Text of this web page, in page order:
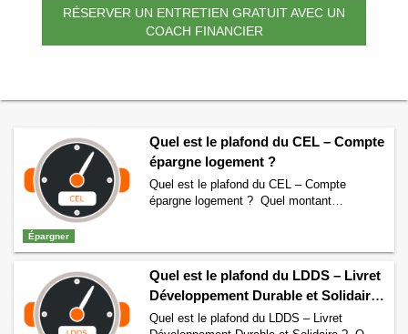
RÉSERVER UN ENTRETIEN GRATUIT AVEC UN
COACH FINANCIER
Épargner
Quel est le plafond du CEL – Compte
épargne logement ?
Quel est le plafond du CEL – Compte
épargne logement ? Quel montant
réalisés sur un Compte épargne logement ?
plafond du Compte Epargne Logement. En
ce moment le plafond du CEL est …
Continuer la lecture de Quel est le plafond
Quel est le plafond du LDDS – Livret
Développement Durable et Solidaire
?
Quel est le plafond du LDDS – Livret